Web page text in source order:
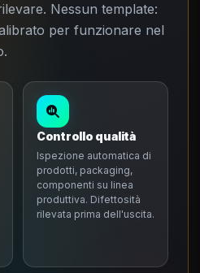
Nessun template:
per funzionare nel
Controllo qualità
Ispezione automatica di
prodotti, packaging,
componenti su linea
produttiva. Difettosità
rilevata prima dell'uscita.